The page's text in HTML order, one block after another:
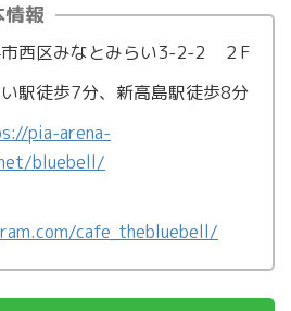
報
市西区みなとみらい3-2-2 ２F
駅徒歩7分、新高島駅徒歩8分
pia-arena-
bluebell/
cafe_thebluebell/